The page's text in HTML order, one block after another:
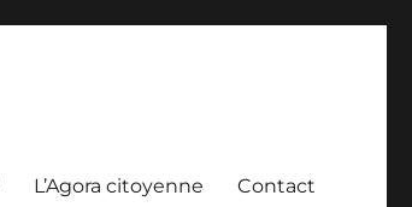
L’Agora citoyenne Contact